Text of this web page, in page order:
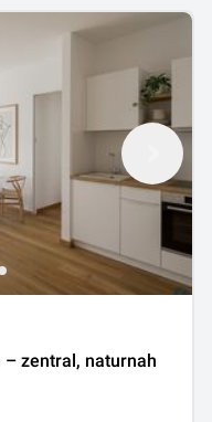
– zentral, naturnah